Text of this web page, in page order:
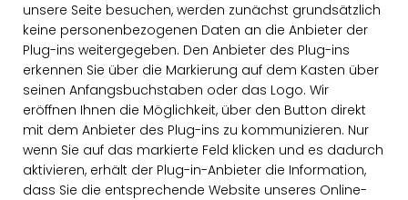
unsere Seite besuchen, werden zunächst grundsätzlich
keine personenbezogenen Daten an die Anbieter der
Plug-ins weitergegeben. Den Anbieter des Plug-ins
erkennen Sie über die Markierung auf dem Kasten über
seinen Anfangsbuchstaben oder das Logo. Wir
eröffnen Ihnen die Möglichkeit, über den Button direkt
mit dem Anbieter des Plug-ins zu kommunizieren. Nur
wenn Sie auf das markierte Feld klicken und es dadurch
aktivieren, erhält der Plug-in-Anbieter die Information,
dass Sie die entsprechende Website unseres Online-